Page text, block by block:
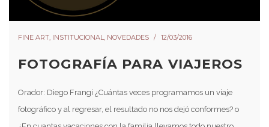
FINE ART, INSTITUCIONAL, NOVEDADES 12/03/2016
FOTOGRAFÍA PARA VIAJEROS
Orador: Diego Frangi ¿Cuántas veces programamos un viaje
fotográfico y al regresar, el resultado no nos dejó conformes? o